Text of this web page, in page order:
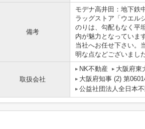
備考
モデナ高井田：地下鉄
ラッグストア「ウエル
のりは、勾配もなく平
内が魅力となっていま
当社へお任せ下さい。
明な点などございまし
取扱会社
NK不動産 大阪府東
大阪府知事 (2) 第
公益社団法人全日本